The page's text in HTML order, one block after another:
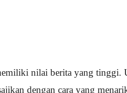
nilai berita yang tinggi.
dengan cara yang